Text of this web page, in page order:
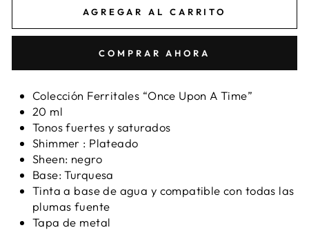
AGREGAR AL CARRITO
COMPRAR AHORA
Colección Ferritales “Once Upon A Time”
20 ml
Tonos fuertes y saturados
Shimmer : Plateado
Sheen: negro
Base: Turquesa
Tinta a base de agua y compatible con todas las
plumas fuente
Tapa de metal